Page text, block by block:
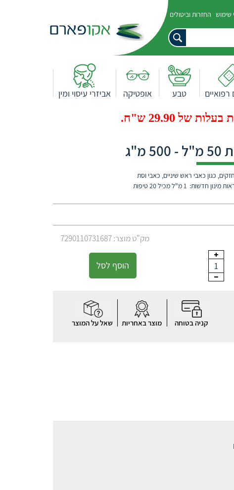
שימוש החזרות וביטולים
רפואיים טבע אופטיקה אביזרי עיסוי ומין
29.90 ש"ח.
בינוניים עד חזקים, כגון כאבי ראש שיניים, כאבי וסת
1 מ"ל מכיל 20 טיפות
מק"ט מוצר: 7290110731687
1 הוסף לסל
קניה בטוחה מוצר באחריות שאל על המוצר